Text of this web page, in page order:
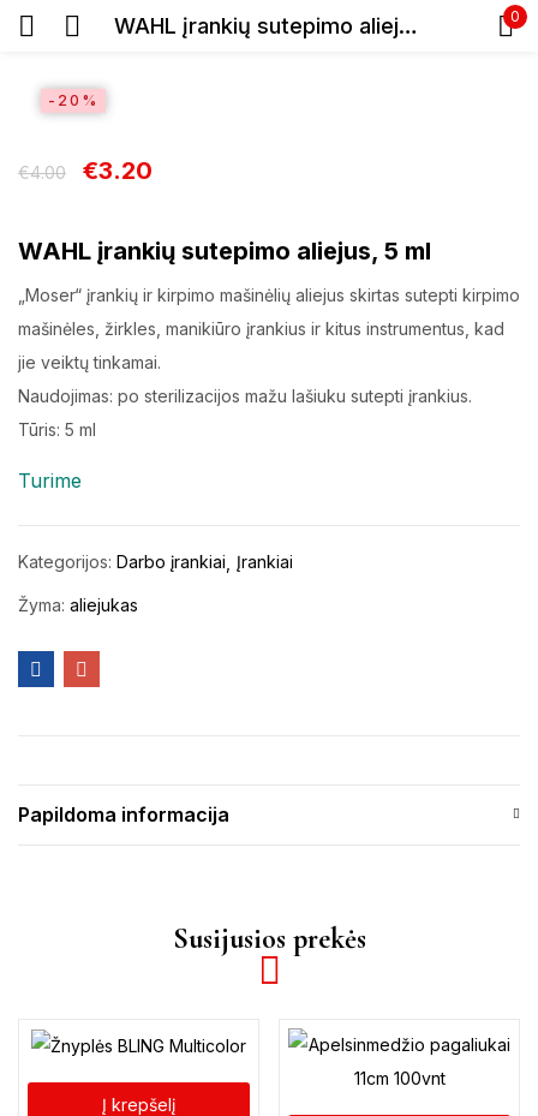
WAHL įrankių sutepimo aliejus, 5 ml 0
-20%
€4.00 €3.20
WAHL įrankių sutepimo aliejus, 5 ml
„Moser“ įrankių ir kirpimo mašinėlių aliejus skirtas sutepti kirpimo
mašinėles, žirkles, manikiūro įrankius ir kitus instrumentus, kad
jie veiktų tinkamai.
Naudojimas: po sterilizacijos mažu lašiuku sutepti įrankius.
Tūris: 5 ml
Turime
Kategorijos: Darbo įrankiai Įrankiai
Žyma: aliejukas
Papildoma informacija
Susijusios prekės
Į krepšelį
Pamiršote slaptažodį?
Prisijungti